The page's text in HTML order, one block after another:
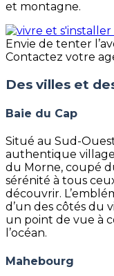
et montagne.
Envie de tenter
Contactez votre
Des villes et
Baie du Cap
Situé au Sud-
authentique
du Morne, coupé
sérénité à tous
découvrir.
d’un des côtés du
un point de vue à
l’océan.
Mahebourg